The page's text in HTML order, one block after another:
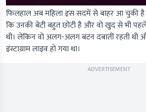
फिलहाल अब महिला इस सदमें से बाहर आ चुकी है।
कि उनकी बेटी बहुत छोटी है और वो खुद से भी पहले
थी। लेकिन वो अलग-अलग बटन दबाती रहती थी
इंस्टाग्राम लाइव हो गया था।
ADVERTISEMENT